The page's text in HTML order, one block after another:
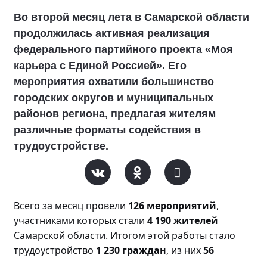
Во второй месяц лета в Самарской области
продолжилась активная реализация
федерального партийного проекта «Моя
карьера с Единой Россией». Его
мероприятия охватили большинство
городских округов и муниципальных
районов региона, предлагая жителям
различные форматы содействия в
трудоустройстве.
Всего за месяц провели 126 мероприятий,
участниками которых стали 4 190 жителей
Самарской области. Итогом этой работы стало
трудоустройство 1 230 граждан, из них56